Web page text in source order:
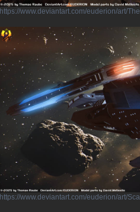
https://www.deviantart.com/euderion/art/
https://www.deviantart.com/euderion/art/